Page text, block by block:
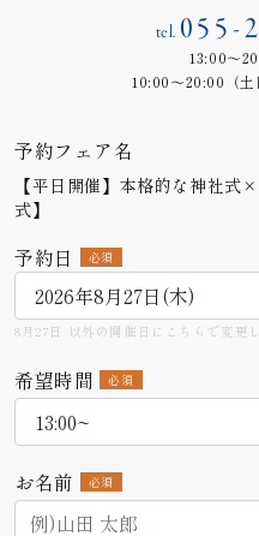
tel. 055-
13:00～
10:00～20:00（
予約フェア名
【平日開催】本格的な神社式
式】
予約日 必須
8月27日 以外の開催日にこちらで変更
希望時間 必須
お名前 必須